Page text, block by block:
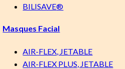
BILISAVE®
Masques Facial
AIR-FLEX, JETABLE
AIR-FLEX PLUS, JETABLE